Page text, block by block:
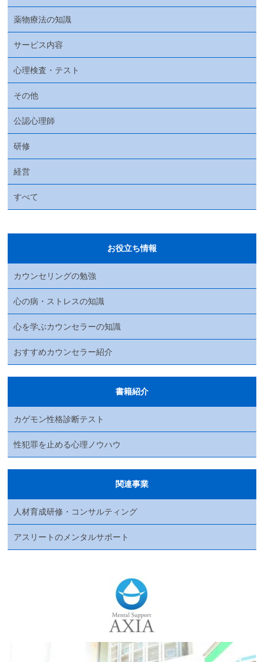
薬物療法の知識
サービス内容
心理検査・テスト
その他
公認心理師
研修
経営
すべて
お役立ち情報
カウンセリングの勉強
心の病・ストレスの知識
心を学ぶカウンセラーの知識
おすすめカウンセラー紹介
書籍紹介
カゲモン性格診断テスト
性犯罪を止める心理ノウハウ
関連事業
人材育成研修・コンサルティング
アスリートのメンタルサポート